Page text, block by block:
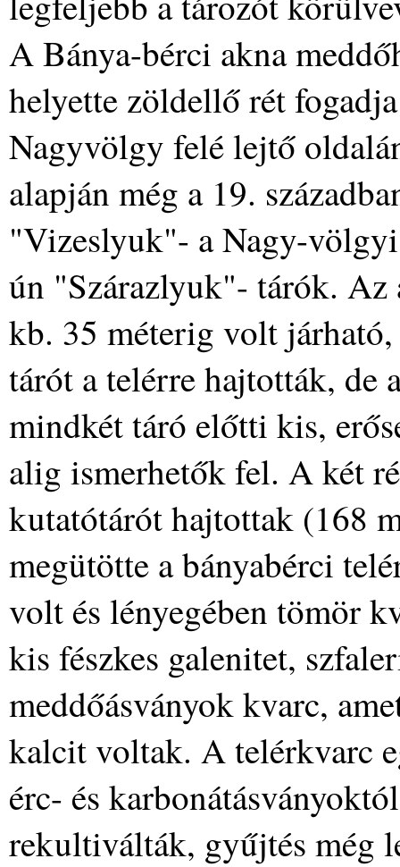
A Bánya-bérci akna
helyette zöldellő rét
Nagyvölgy felé lejtő
alapján még a 19.
"Vizeslyuk"- a Nagy-
ún "Szárazlyuk"- tárók.
kb. 35 méterig volt
tárót a telérre hajtották, de
mindkét táró előtti kis,
alig ismerhetők fel. A két
kutatótárót hajtottak (168
megütötte a bányabérci
volt és lényegében tömör
kis fészkes galenitet,
meddőásványok kvarc,
kalcit voltak. A telérkvarc
érc- és
rekultiválták, gyűjtés még